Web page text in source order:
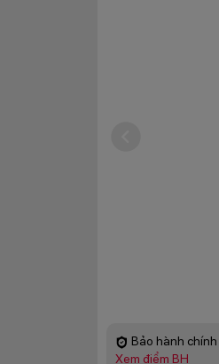
Bảo hành
Xem điểm BH